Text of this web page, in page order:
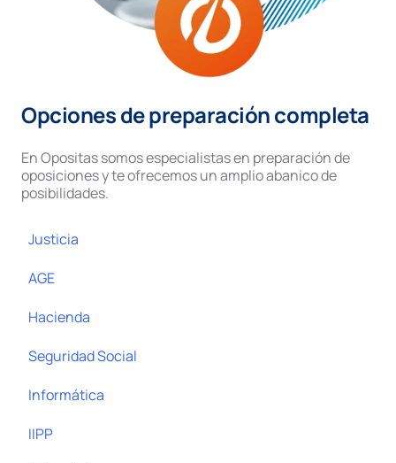
Opciones de preparación completa
En Opositas somos especialistas en preparación de
oposiciones y te ofrecemos un amplio abanico de
posibilidades.
Justicia
AGE
Hacienda
Seguridad Social
Informática
IIPP